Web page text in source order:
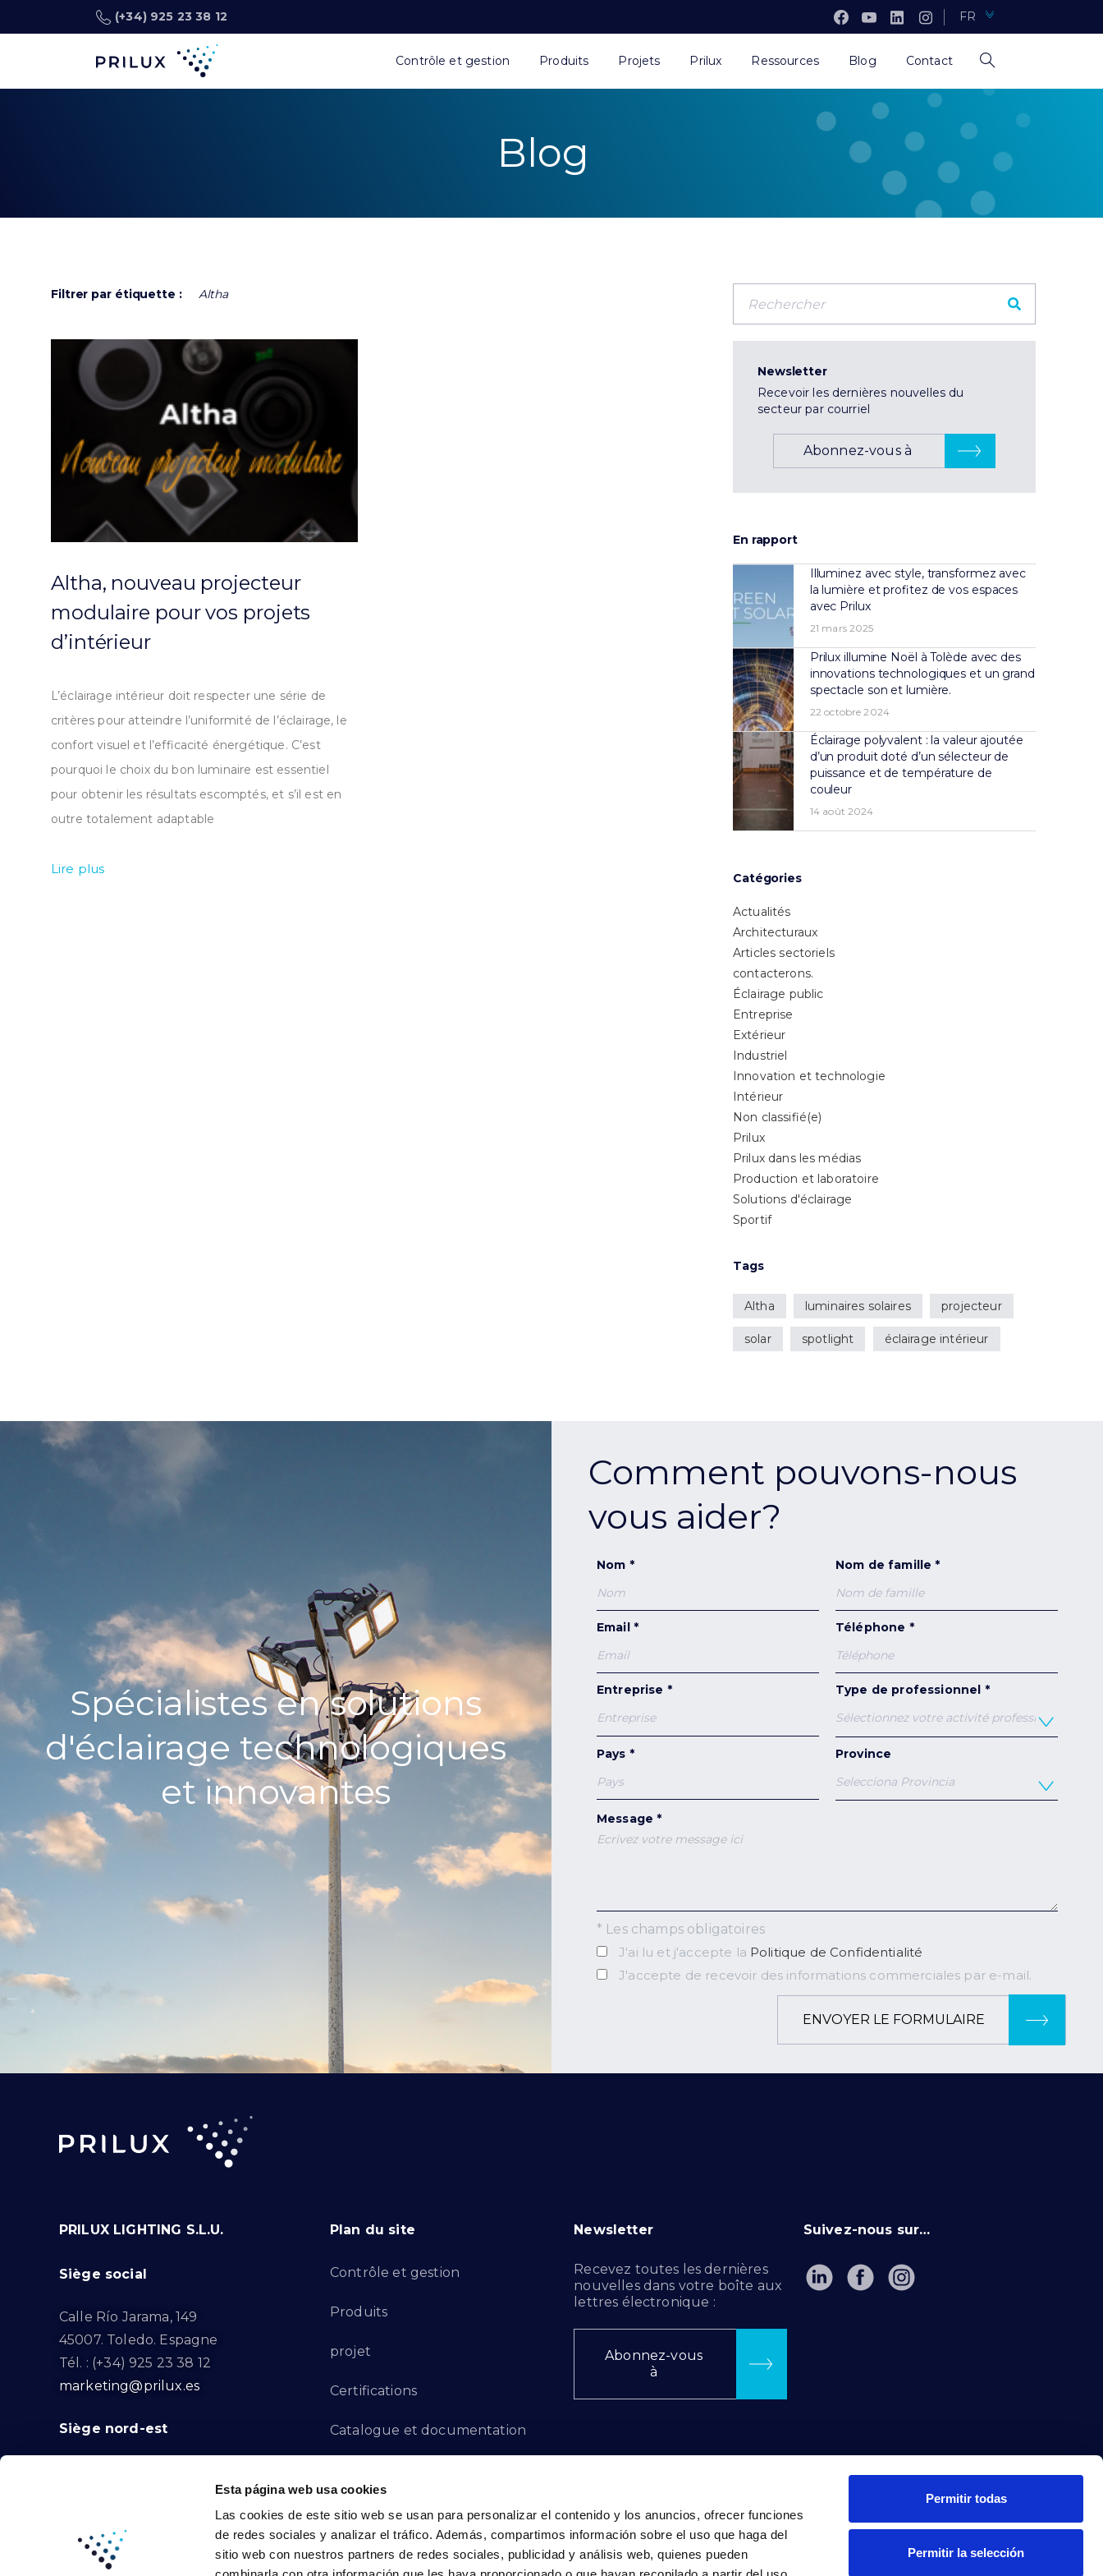
Esta página web usa cookies
Las cookies de este sitio web se usan para personalizar el contenido y los anuncios, ofrecer funciones
de redes sociales y analizar el tráfico. Además, compartimos información sobre el uso que haga del
sitio web con nuestros partners de redes sociales, publicidad y análisis web, quienes pueden
Permitir todas
Permitir la selección
(+34) 925 23 38 12 FR
Contrôle et gestion Produits Projets Prilux Ressources Blog Contact
Blog
Filtrer par étiquette : Altha
Altha, nouveau projecteur
modulaire pour vos projets
d’intérieur
L’éclairage intérieur doit respecter une série de
critères pour atteindre l’uniformité de l’éclairage, le
confort visuel et l’efficacité énergétique. C’est
pourquoi le choix du bon luminaire est essentiel
pour obtenir les résultats escomptés, et s’il est en
outre totalement adaptable
Lire plus
Newsletter
Recevoir les dernières nouvelles du
secteur par courriel
Abonnez-vous à
En rapport
Illuminez avec style, transformez avec
la lumière et profitez de vos espaces
avec Prilux
21 mars 2025
Prilux illumine Noël à Tolède avec des
innovations technologiques et un grand
spectacle son et lumière.
22 octobre 2024
Éclairage polyvalent : la valeur ajoutée
d’un produit doté d’un sélecteur de
puissance et de température de
couleur
14 août 2024
Catégories
Actualités
Architecturaux
Articles sectoriels
contacterons.
Éclairage public
Entreprise
Extérieur
Industriel
Innovation et technologie
Intérieur
Non classifié(e)
Prilux
Prilux dans les médias
Production et laboratoire
Solutions d'éclairage
Sportif
Tags
Altha luminaires solaires projecteur
solar spotlight éclairage intérieur
Spécialistes en solutions
d'éclairage technologiques
et innovantes
Comment pouvons-nous
vous aider?
Nom * Nom de famille *
Email * Téléphone *
Entreprise * Type de professionnel *
Pays * Province
Message *
* Les champs obligatoires
J'ai lu et j'accepte la Politique de Confidentialité
J'accepte de recevoir des informations commerciales par e-mail.
ENVOYER LE FORMULAIRE
PRILUX LIGHTING S.L.U.
Siège social
Calle Río Jarama, 149
45007. Toledo. Espagne
Tél. : (+34) 925 23 38 12
marketing@prilux.es
Siège nord-est
08791. Sant Llorenç d’Hortons.
Tél. : (+34) 93 719 23 29
marketing@prilux.es
Plan du site
Contrôle et gestion
Produits
projet
Certifications
Catalogue et documentation
Canal des plaintes
Contacto - FR
Newsletter
Recevez toutes les dernières
nouvelles dans votre boîte aux
lettres électronique :
Abonnez-vous
à
Suivez-nous sur…